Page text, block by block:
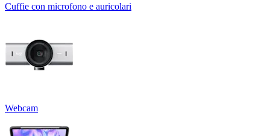
Cuffie con microfono e auricolari
Webcam